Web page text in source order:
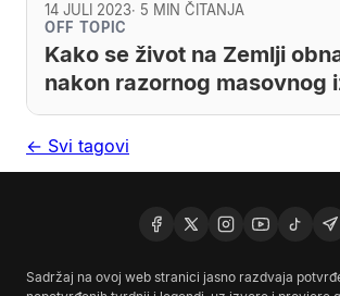
14 JULI 2023· 5 MIN ČITANJA
OFF TOPIC
Kako se život na Zemlji
nakon razornog masovnog
← Svi tagovi
Sadržaj na ovoj web stranici jasno razdvaja